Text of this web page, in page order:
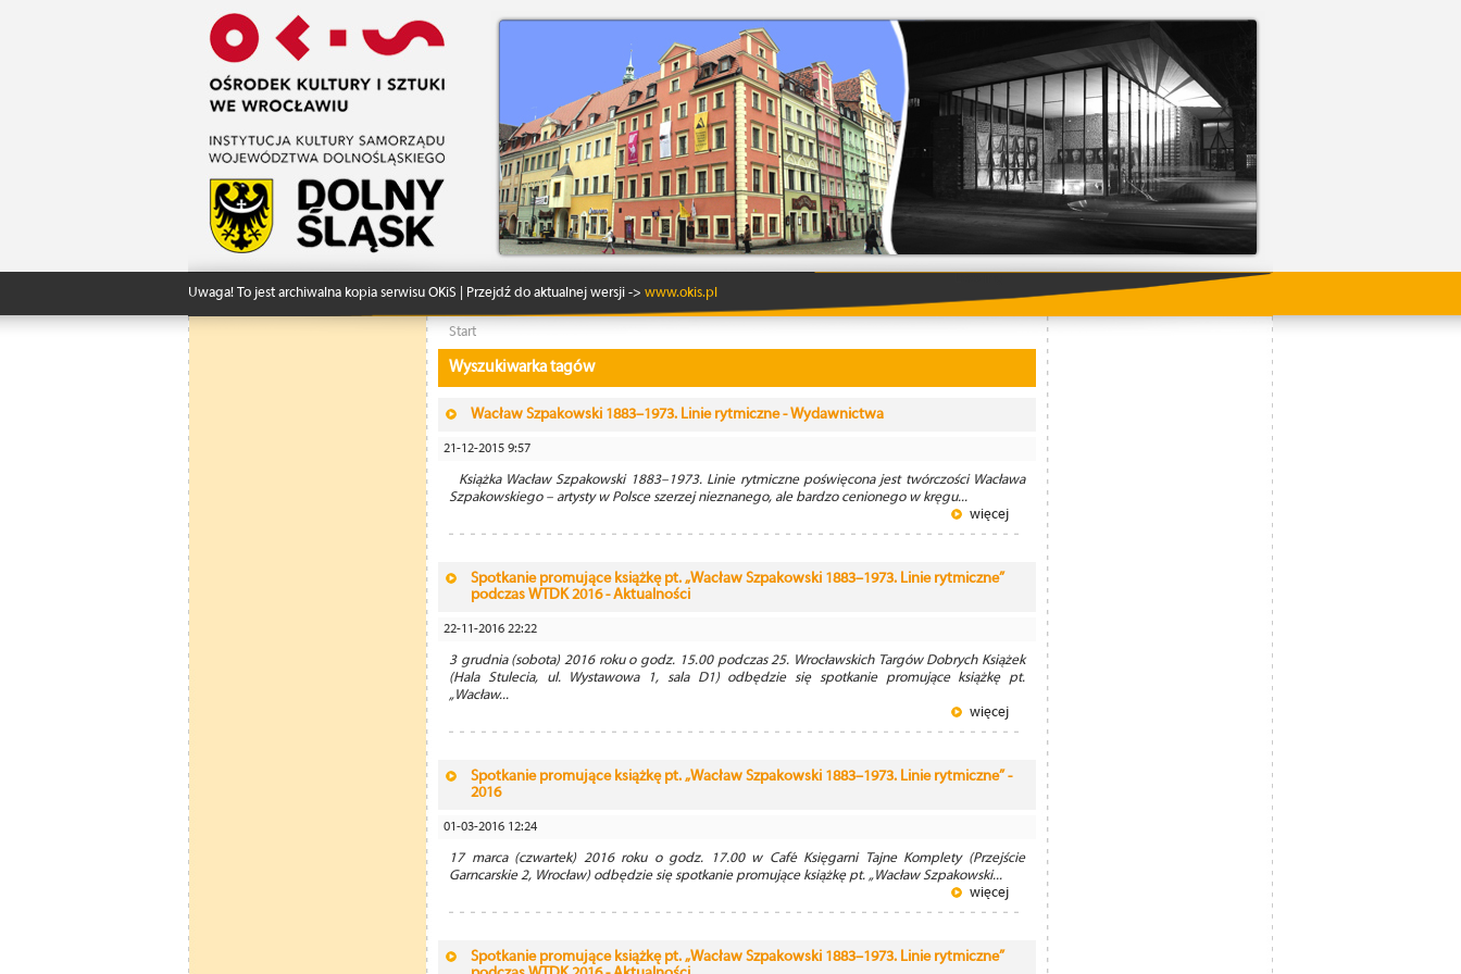
Uwaga! To jest archiwalna kopia serwisu OKiS | Przejdź do aktualnej wersji -> www.okis.pl
Start
Wyszukiwarka tagów
Wacław Szpakowski 1883–1973. Linie rytmiczne - Wydawnictwa
21-12-2015 9:57
Książka Wacław Szpakowski 1883–1973. Linie rytmiczne poświęcona jest twórczości Wacława
Szpakowskiego – artysty w Polsce szerzej nieznanego, ale bardzo cenionego w kręgu...
więcej
Spotkanie promujące książkę pt. „Wacław Szpakowski 1883–1973. Linie rytmiczne”
podczas WTDK 2016 - Aktualności
22-11-2016 22:22
3 grudnia (sobota) 2016 roku o godz. 15.00 podczas 25. Wrocławskich Targów Dobrych Książek
(Hala Stulecia, ul. Wystawowa 1, sala D1) odbędzie się spotkanie promujące książkę pt.
„Wacław...
więcej
Spotkanie promujące książkę pt. „Wacław Szpakowski 1883–1973. Linie rytmiczne” -
2016
01-03-2016 12:24
17 marca (czwartek) 2016 roku o godz. 17.00 w Café Księgarni Tajne Komplety (Przejście
Garncarskie 2, Wrocław) odbędzie się spotkanie promujące książkę pt. „Wacław Szpakowski...
więcej
Spotkanie promujące książkę pt. „Wacław Szpakowski 1883–1973. Linie rytmiczne”